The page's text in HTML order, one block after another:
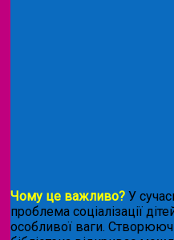
Чому це важливо? У
проблема соціалізації
особливої ваги.